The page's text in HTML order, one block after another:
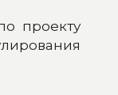
проекту